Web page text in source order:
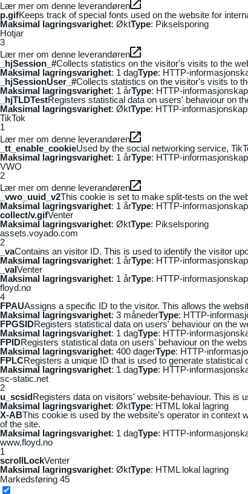
Lær mer om denne leverandøren
p.gifKeeps track of special fonts used on the website for
Maksimal lagringsvarighet: ØktType: Pikselsporing
Hotjar
3
Lær mer om denne leverandøren
_hjSession_#Collects statistics on the visitor's visits to the
Maksimal lagringsvarighet: 1 dagType: HTTP-
_hjSessionUser_#Collects statistics on the visitor's visits to
Maksimal lagringsvarighet: 1 årType: HTTP-
_hjTLDTestRegisters statistical data on users' behaviour on
Maksimal lagringsvarighet: ØktType: HTTP-
TikTok
1
Lær mer om denne leverandøren
_tt_enable_cookieUsed by the social networking service,
Maksimal lagringsvarighet: 1 årType: HTTP-
VWO
2
Lær mer om denne leverandøren
_vwo_uuid_v2This cookie is set to make split-tests on the
Maksimal lagringsvarighet: 1 årType: HTTP-
collect/v.gifVenter
Maksimal lagringsvarighet: ØktType: Pikselsporing
assets.voyado.com
2
_vaContains an visitor ID. This is used to identify the visitor
Maksimal lagringsvarighet: 1 årType: HTTP-
_vaIVenter
Maksimal lagringsvarighet: 1 årType: HTTP-
floyd.no
4
FPAUAssigns a specific ID to the visitor. This allows the
Maksimal lagringsvarighet: 3 månederType: HTTP-
FPGSIDRegisters statistical data on users' behaviour on the
Maksimal lagringsvarighet: 1 dagType: HTTP-
FPIDRegisters statistical data on users' behaviour on the
Maksimal lagringsvarighet: 400 dagerType: HTTP-
FPLCRegisters a unique ID that is used to generate
Maksimal lagringsvarighet: 1 dagType: HTTP-
sc-static.net
2
u_scsidRegisters data on visitors' website-behaviour. This is
Maksimal lagringsvarighet: ØktType: HTML lokal lagring
X-ABThis cookie is used by the website’s operator in context
of the site.
Maksimal lagringsvarighet: 1 dagType: HTTP-
www.floyd.no
1
scrollLockVenter
Maksimal lagringsvarighet: ØktType: HTML lokal lagring
Markedsføring 45